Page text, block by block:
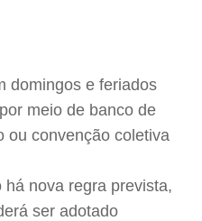
domingos e feriados
meio de banco de
ou convenção coletiva
há nova regra prevista,
ser adotado